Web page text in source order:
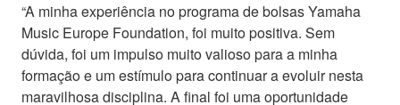
“A minha experiência no programa de bolsas Yamaha
Music Europe Foundation, foi muito positiva. Sem
dúvida, foi um impulso muito valioso para a minha
formação e um estímulo para continuar a evoluir nesta
maravilhosa disciplina. A final foi uma oportunidade